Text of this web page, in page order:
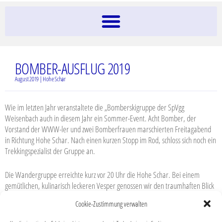
Cookie-Zustimmung verwalten
BOMBER-AUSFLUG 2019
August 2019 | Hohe Schar
Wie im letzten Jahr veranstaltete die „Bomberskigruppe der SpVgg
Weisenbach auch in diesem Jahr ein Sommer-Event. Acht Bomber, der
Vorstand der WWW-ler und zwei Bomberfrauen marschierten Freitagabend
in Richtung Hohe Schar. Nach einen kurzen Stopp im Rod, schloss sich noch ein
Trekkingspezialist der Gruppe an.
Die Wandergruppe erreichte kurz vor 20 Uhr die Hohe Schar. Bei einem
gemütlichen, kulinarisch leckeren Vesper genossen wir den traumhaften Blick
uns, mit Stirnlampen ausgestattet auf den Heimweg. Ein als kurzen